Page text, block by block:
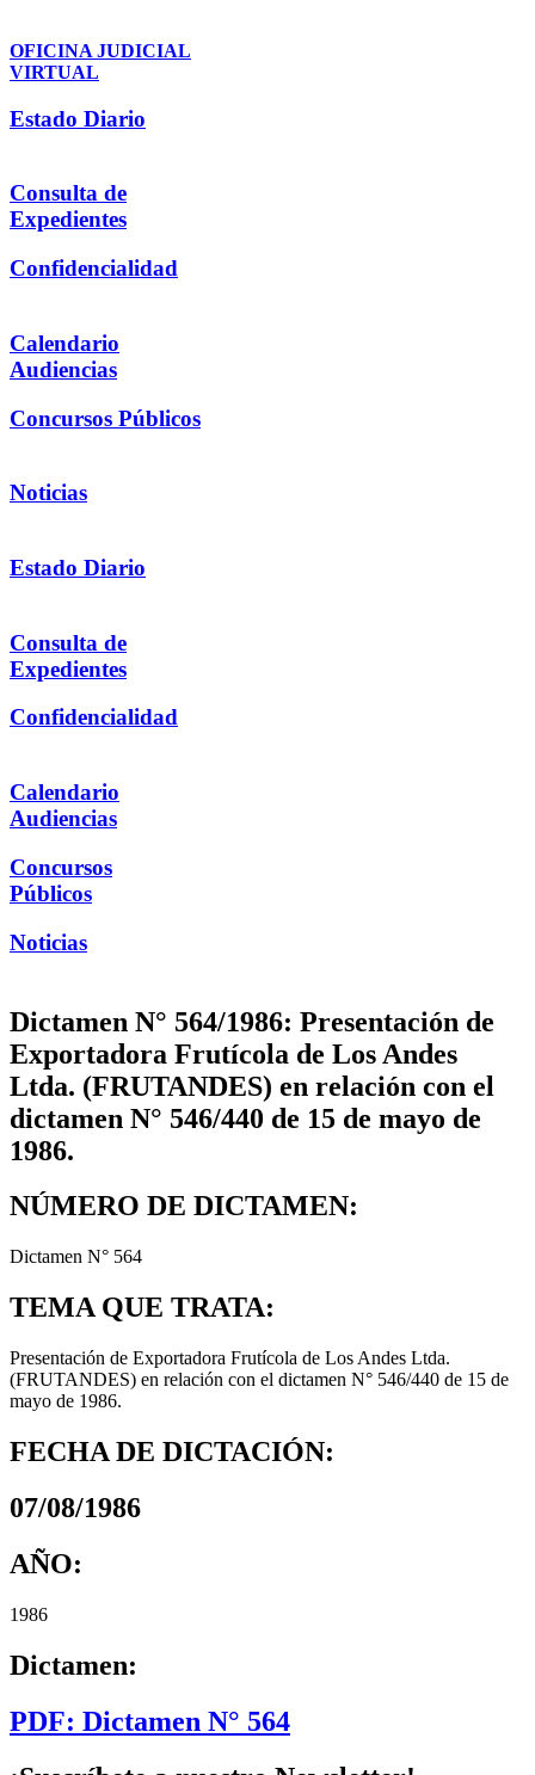
OFICINA JUDICIAL
VIRTUAL
Estado Diario
Consulta de
Expedientes
Confidencialidad
Calendario
Audiencias
Concursos Públicos
Noticias
Estado Diario
Consulta de
Expedientes
Confidencialidad
Calendario
Audiencias
Concursos
Públicos
Noticias
Dictamen N° 564/1986: Presentación de
Exportadora Frutícola de Los Andes
Ltda. (FRUTANDES) en relación con el
dictamen N° 546/440 de 15 de mayo de
1986.
NÚMERO DE DICTAMEN:
Dictamen N° 564
TEMA QUE TRATA:
Presentación de Exportadora Frutícola de Los Andes Ltda.
(FRUTANDES) en relación con el dictamen N° 546/440 de 15 de
mayo de 1986.
FECHA DE DICTACIÓN:
07/08/1986
AÑO:
1986
Dictamen:
PDF: Dictamen N° 564